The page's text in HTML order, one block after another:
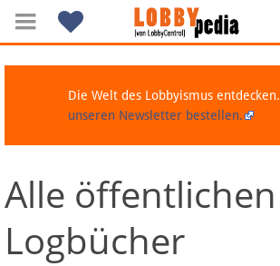
Navigation
Über Lobbypedia
Die Welt des Lobbyismus entdecken.
unseren Newsletter bestellen.
Alle öffentlichen
Logbücher